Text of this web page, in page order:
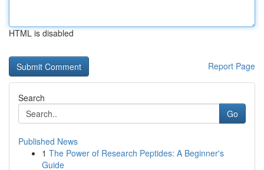
HTML is disabled
Report Page
Search
Go
Published News
1 The Power of Research Peptides: A Beginner's
Guide